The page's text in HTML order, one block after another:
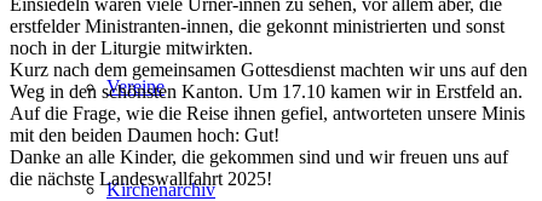
Vereine
Kirchenarchiv
erstfelder Ministranten-innen, die gekonnt ministrierten und sonst
noch in der Liturgie mitwirkten.
Kurz nach dem gemeinsamen Gottesdienst machten wir uns auf den
Weg in den schönsten Kanton. Um 17.10 kamen wir in Erstfeld an.
Auf die Frage, wie die Reise ihnen gefiel, antworteten unsere Minis
mit den beiden Daumen hoch: Gut!
Danke an alle Kinder, die gekommen sind und wir freuen uns auf
die nächste Landeswallfahrt 2025!